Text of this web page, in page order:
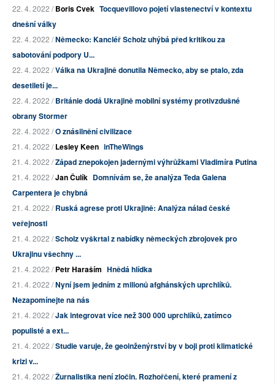
22. 4. 2022 /Boris Cvek Tocquevillovo pojetí vlastenectví v kontextu
dnešní války
22. 4. 2022 /Německo: Kancléř Scholz uhýbá před kritikou za
sabotování podpory U...
22. 4. 2022 /Válka na Ukrajině donutila Německo, aby se ptalo, zda
desetiletí je...
22. 4. 2022 /Británie dodá Ukrajině mobilní systémy protivzdušné
obrany Stormer
22. 4. 2022 /O znásilnění civilizace
21. 4. 2022 /Lesley Keen inTheWings
21. 4. 2022 /Západ znepokojen jadernými výhrůžkami Vladimíra Putina
21. 4. 2022 /Jan Čulík Domnívám se, že analýza Teda Galena
Carpentera je chybná
21. 4. 2022 /Ruská agrese proti Ukrajině: Analýza nálad české
veřejnosti
21. 4. 2022 /Scholz vyškrtal z nabídky německých zbrojovek pro
Ukrajinu všechny ...
21. 4. 2022 /Petr Haraším Hnědá hlídka
21. 4. 2022 /Nyní jsem jedním z milionů afghánských uprchlíků.
Nezapomínejte na nás
21. 4. 2022 /Jak integrovat více než 300 000 uprchlíků, zatímco
populisté a ext...
21. 4. 2022 /Studie varuje, že geoinženýrství by v boji proti klimatické
krizi v...
21. 4. 2022 /Žurnalistika není zločin. Rozhořčení, které pramení z